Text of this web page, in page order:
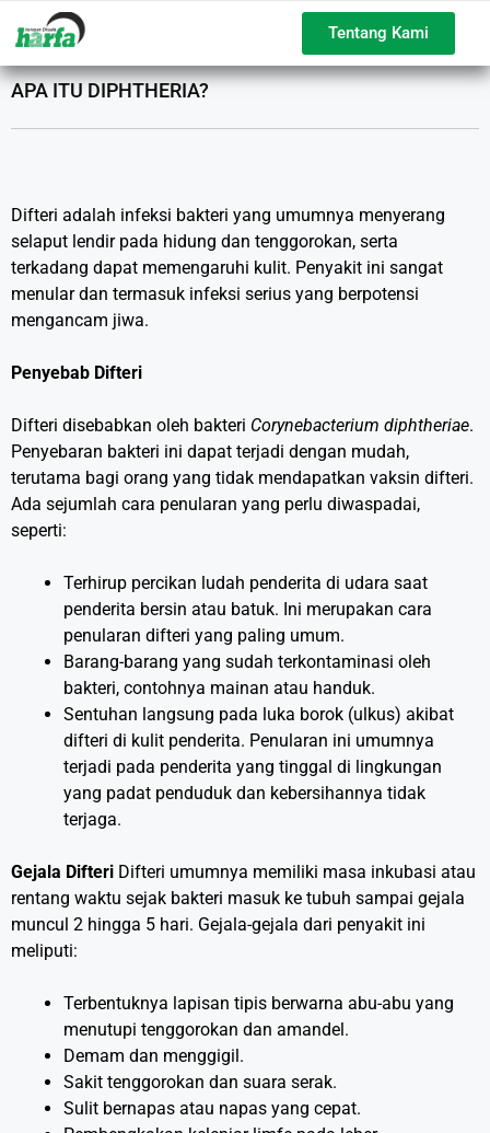
Tentang Kami
APA ITU DIPHTHERIA?
Difteri adalah infeksi bakteri yang umumnya menyerang
selaput lendir pada hidung dan tenggorokan, serta
terkadang dapat memengaruhi kulit. Penyakit ini sangat
menular dan termasuk infeksi serius yang berpotensi
mengancam jiwa.
Penyebab Difteri
Difteri disebabkan oleh bakteri Corynebacterium diphtheriae.
Penyebaran bakteri ini dapat terjadi dengan mudah,
terutama bagi orang yang tidak mendapatkan vaksin difteri.
Ada sejumlah cara penularan yang perlu diwaspadai,
seperti:
Terhirup percikan ludah penderita di udara saat
penderita bersin atau batuk. Ini merupakan cara
penularan difteri yang paling umum.
Barang-barang yang sudah terkontaminasi oleh
bakteri, contohnya mainan atau handuk.
Sentuhan langsung pada luka borok (ulkus) akibat
difteri di kulit penderita. Penularan ini umumnya
terjadi pada penderita yang tinggal di lingkungan
yang padat penduduk dan kebersihannya tidak
terjaga.
Gejala Difteri Difteri umumnya memiliki masa inkubasi atau
rentang waktu sejak bakteri masuk ke tubuh sampai gejala
muncul 2 hingga 5 hari. Gejala-gejala dari penyakit ini
meliputi:
Terbentuknya lapisan tipis berwarna abu-abu yang
menutupi tenggorokan dan amandel.
Demam dan menggigil.
Sakit tenggorokan dan suara serak.
Sulit bernapas atau napas yang cepat.